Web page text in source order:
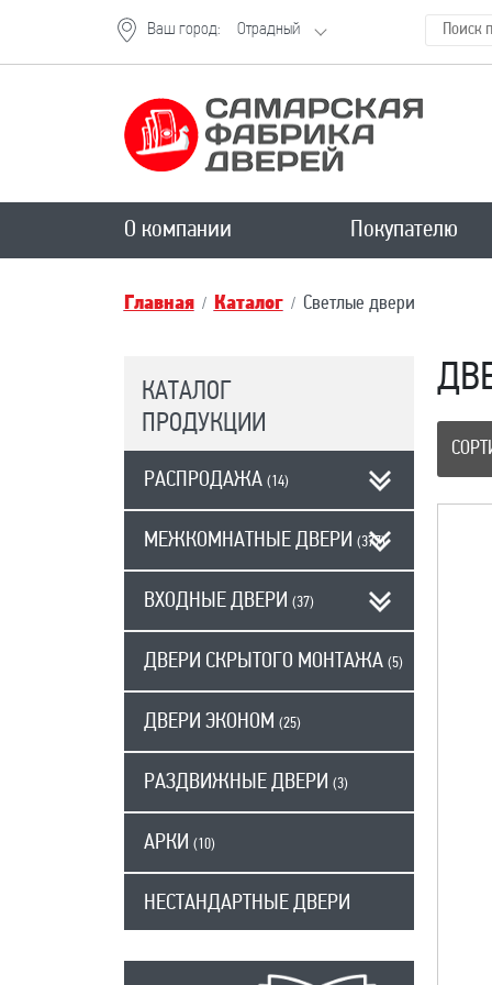
Ваш город: Отрадный
О компании Покупателю
Главная Каталог Светлые двери
КАТАЛОГ
ПРОДУКЦИИ
РАСПРОДАЖА (14)
МЕЖКОМНАТНЫЕ ДВЕРИ (377)
ВХОДНЫЕ ДВЕРИ (37)
ДВЕРИ СКРЫТОГО МОНТАЖА (5)
ДВЕРИ ЭКОНОМ (25)
РАЗДВИЖНЫЕ ДВЕРИ (3)
АРКИ (10)
НЕСТАНДАРТНЫЕ ДВЕРИ